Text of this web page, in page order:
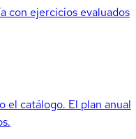
con ejercicios evaluados
el catálogo. El plan anual